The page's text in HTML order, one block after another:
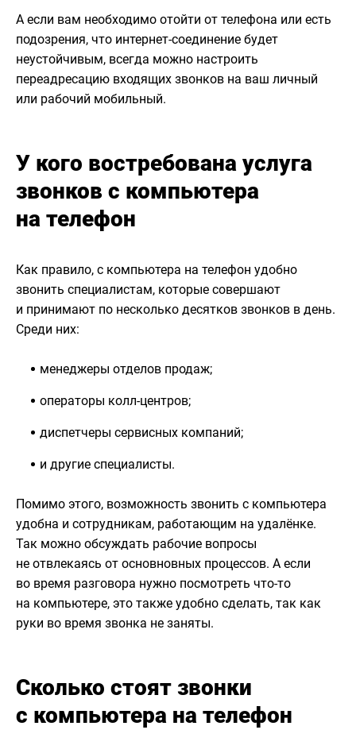
А если вам необходимо отойти от телефона или есть
подозрения, что интернет-соединение будет
неустойчивым, всегда можно настроить
переадресацию входящих звонков на ваш личный
или рабочий мобильный.
У кого востребована услуга
звонков с компьютера
на телефон
Как правило, с компьютера на телефон удобно
звонить специалистам, которые совершают
и принимают по несколько десятков звонков в день.
Среди них:
менеджеры отделов продаж;
операторы колл-центров;
диспетчеры сервисных компаний;
и другие специалисты.
Помимо этого, возможность звонить с компьютера
удобна и сотрудникам, работающим на удалёнке.
Так можно обсуждать рабочие вопросы
не отвлекаясь от основновных процессов. А если
во время разговора нужно посмотреть что-то
на компьютере, это также удобно сделать, так как
руки во время звонка не заняты.
Сколько стоят звонки
с компьютера на телефон